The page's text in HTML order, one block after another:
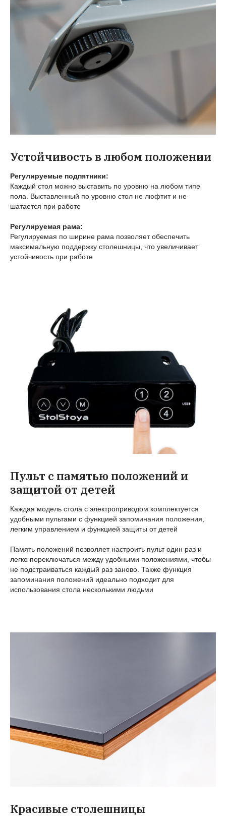
Устойчивость в любом положении
Регулируемые подпятники:
Каждый стол можно выставить по уровню на любом типе
пола. Выставленный по уровню стол не люфтит и не
шатается при работе
Регулируемая рама:
Регулируемая по ширине рама позволяет обеспечить
максимальную поддержку столешницы, что увеличивает
устойчивость при работе
Пульт с памятью положений и
защитой от детей
Каждая модель стола с электроприводом комплектуется
удобными пультами с функцией запоминания положения,
легким управлением и функцией защиты от детей
Память положений позволяет настроить пульт один раз и
легко переключаться между удобными положениями, чтобы
не подстраиваться каждый раз заново. Также функция
запоминания положений идеально подходит для
использования стола несколькими людьми
Красивые столешницы